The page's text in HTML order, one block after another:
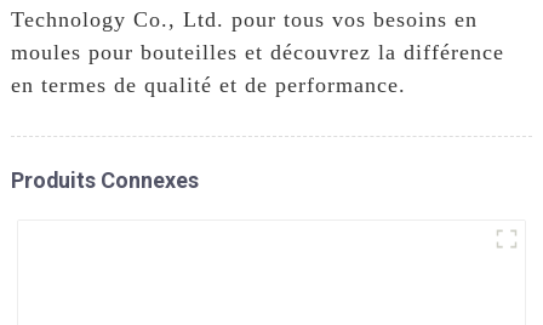
Technology Co., Ltd. pour tous vos besoins en
moules pour bouteilles et découvrez la différence
en termes de qualité et de performance.
Produits Connexes